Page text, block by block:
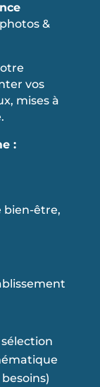
&
vos
mises à
:
bien-être,